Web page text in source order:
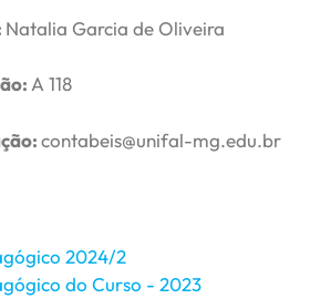
Natalia Garcia de Oliveira
A 118
contabeis@unifal-mg.edu.br
2024/2
do Curso - 2023